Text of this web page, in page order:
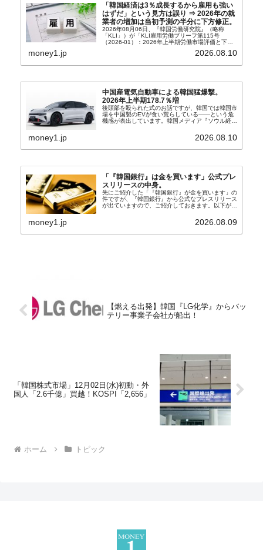
「韓国経済は3％成長するから雇用も強い
はずだ」という見方は誤り ⇒ 2026年の就
業者の増加は当初予測の半分に下方修正。
2026年08月06日、『韓国労働研究院』（略称
「KLI」）が「KLI雇用労働ブリーフ第115号
（2026-01）：2026年上半期労働市場評価と下半
度もご紹介していますが、政府が何よりも大...
money1.jp 2026.08.10
中国産電気自動車による韓国猛爆撃。
2026年上半期178.7％増
後頭部を殴られた式のお話ですが、韓国では韓国市
場を中国製のEVが食い荒らしている――という危
機感が表出しています。韓国メディア『ソウル経
ルは「中国EVの大攻勢…東風もプジョーと手を組
money1.jp 2026.08.10
「『韓国銀行』は金を買います」公式プレ
スリリースの中身。
先にご紹介した「『韓国銀行』が金を買います」の
件ですが、『韓国銀行』から公式なプレスリリース
が出ていますので、ご紹介しておきます。以下が全
れ協力体制を構築□『韓国銀行』は、国内生産金の
money1.jp 2026.08.09
【燃える出発】韓国『LG化学』からバッ
テリー事業子会社が船出！
「韓国株式市場」12月02日(水)初動・外
国人「2.6千億」買越！KOSPI「2,656」
ホーム トピック